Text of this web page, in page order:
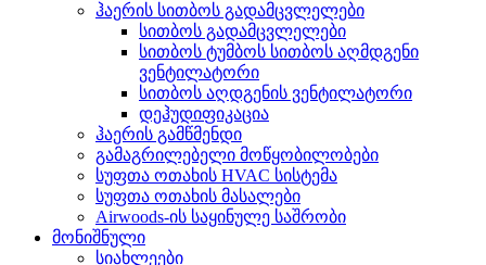
ჰაერის სითბოს გადამცვლელები
სითბოს გადამცვლელები
სითბოს ტუმბოს სითბოს აღმდგენი
ვენტილატორი
სითბოს აღდგენის ვენტილატორი
დეჰუდიფიკაცია
ჰაერის გამწმენდი
გამაგრილებელი მოწყობილობები
სუფთა ოთახის HVAC სისტემა
სუფთა ოთახის მასალები
Airwoods-ის საყინულე საშრობი
მონიშნული
სიახლეები